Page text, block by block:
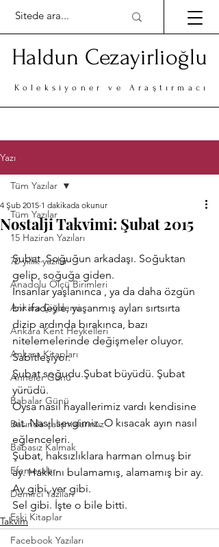
Haldun Cezayirlioğlu
Koleksiyoner ve Araştırmacı
Yazı
Tüm Yazılar
15 Haziran Yazıları
70 yıllık yazılar
Anadolu Ölçü Birimleri
Ankara Çiğdemi
Ankara Kent Heykelleri
Ankara Kitapları
Anneler Günü
Babalar Günü
Basında çalışmalarımız
Babasız Kalmak
Efemeralar
Demirci Yazıları
Eski Kitaplar
Facebook Yazıları
Tüm Yazılar
Nostalji Takvimi: Şubat 2015
4 Şub 2015 1 dakikada okunur
Şubat. Soğuğun arkadaşı. Soğuktan
gelip, soğuğa giden.
İnsanlar yaşlanınca , ya da daha özgün
bir ifadeyle, yaşanmış ayları sırtsırta
dizip ardında bırakınca, bazı
nitelemelerinde değişmeler oluyor.
Sabitleşiyor.
Şubat soğudu.Şubat büyüdü. Şubat
yürüdü.
Oysa nasıl hayallerimiz vardı kendisine
ait. Nasıl sevgimiz. O kısacak ayın nasıl
eğlenceleri.
Şubat, haksızlıklara harman olmuş bir
ay. Hakkını bulamamış, alamamış bir ay.
Ay gibi, yer gibi.
Sel gibi. İşte o bile bitti.
Takvim